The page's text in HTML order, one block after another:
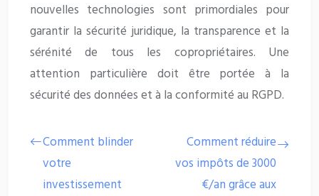
nouvelles technologies sont primordiales pour
garantir la sécurité juridique, la transparence et la
sérénité de tous les copropriétaires. Une
attention particulière doit être portée à la
sécurité des données et à la conformité au RGPD.
Comment blinder
votre
investissement
Comment réduire
vos impôts de 3000
€/an grâce aux